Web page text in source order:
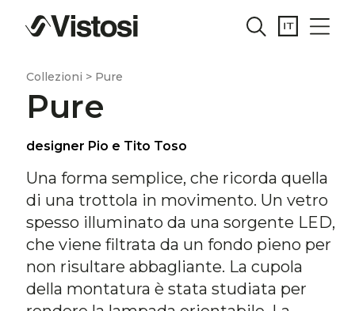
Collezioni > Pure
Pure
designer Pio e Tito Toso
Una forma semplice, che ricorda quella
di una trottola in movimento. Un vetro
spesso illuminato da una sorgente LED,
che viene filtrata da un fondo pieno per
non risultare abbagliante. La cupola
della montatura è stata studiata per